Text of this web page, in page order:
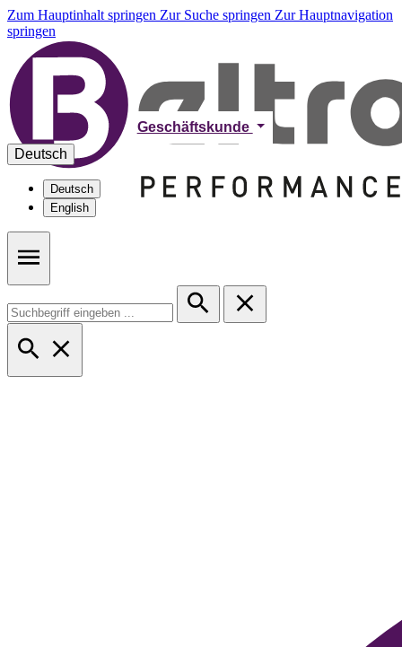
Zum Hauptinhalt springen Zur Suche springen Zur Hauptnavigation
springen
Geschäftskunde
Deutsch
Deutsch
English